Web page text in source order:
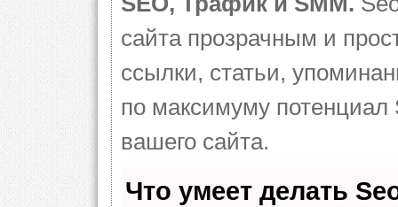
сайта прозрачным и
ссылки, статьи,
по максимуму
вашего сайта.
Что умеет делать